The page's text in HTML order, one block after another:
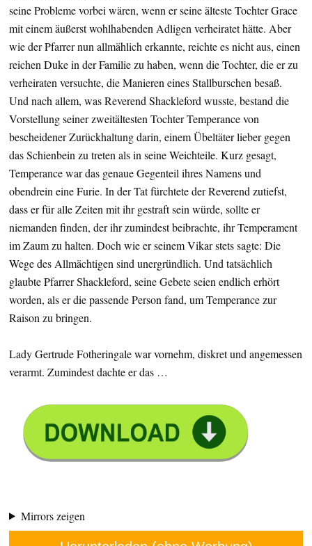
seine Probleme vorbei wären, wenn er seine älteste Tochter Grace
mit einem äußerst wohlhabenden Adligen verheiratet hätte. Aber
wie der Pfarrer nun allmählich erkannte, reichte es nicht aus, einen
reichen Duke in der Familie zu haben, wenn die Tochter, die er zu
verheiraten versuchte, die Manieren eines Stallburschen besaß.
Und nach allem, was Reverend Shackleford wusste, bestand die
Vorstellung seiner zweitältesten Tochter Temperance von
bescheidener Zurückhaltung darin, einem Übeltäter lieber gegen
das Schienbein zu treten als in seine Weichteile. Kurz gesagt,
Temperance war das genaue Gegenteil ihres Namens und
obendrein eine Furie. In der Tat fürchtete der Reverend zutiefst,
dass er für alle Zeiten mit ihr gestraft sein würde, sollte er
niemanden finden, der ihr zumindest beibrachte, ihr Temperament
im Zaum zu halten. Doch wie er seinem Vikar stets sagte: Die
Wege des Allmächtigen sind unergründlich. Und tatsächlich
glaubte Pfarrer Shackleford, seine Gebete seien endlich erhört
worden, als er die passende Person fand, um Temperance zur
Raison zu bringen.
Lady Gertrude Fotheringale war vornehm, diskret und angemessen
verarmt. Zumindest dachte er das …
Mirrors zeigen